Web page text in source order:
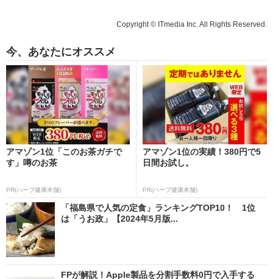
Copyright © ITmedia Inc. All Rights Reserved.
今、あなたにオススメ
アマゾン1位「このお茶ガチで
す」噂のお茶
PR(ハーブ健康本舗)
アマゾン1位の実績！380円で5
日間お試し。
PR(ハーブ健康本舗)
「福島県で人気の定食」ランキングTOP10！ 1位
は「うお政」【2024年5月版...
FPが解説！Apple製品を分割手数料0円で入手する